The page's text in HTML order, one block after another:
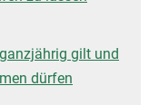
gilt und
dürfen